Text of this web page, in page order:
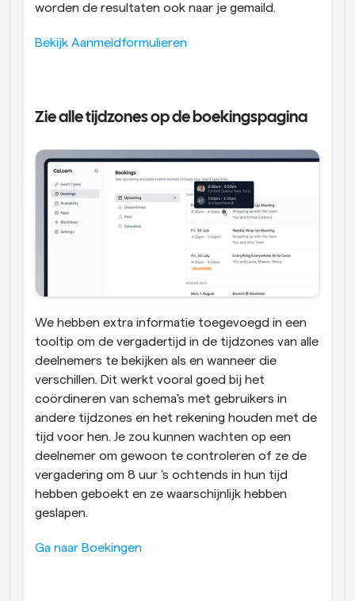
worden de resultaten ook naar je gemaild.
Bekijk Aanmeldformulieren
Zie alle tijdzones op de boekingspagina
We hebben extra informatie toegevoegd in een
tooltip om de vergadertijd in de tijdzones van alle
deelnemers te bekijken als en wanneer die
verschillen. Dit werkt vooral goed bij het
coördineren van schema's met gebruikers in
andere tijdzones en het rekening houden met de
tijd voor hen. Je zou kunnen wachten op een
deelnemer om gewoon te controleren of ze de
vergadering om 8 uur 's ochtends in hun tijd
hebben geboekt en ze waarschijnlijk hebben
geslapen.
Ga naar Boekingen